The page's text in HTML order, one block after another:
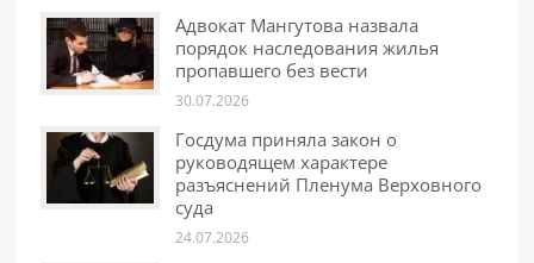
Адвокат Мангутова назвала
порядок наследования жилья
пропавшего без вести
30.07.2026
Госдума приняла закон о
руководящем характере
разъяснений Пленума Верховного
суда
24.07.2026